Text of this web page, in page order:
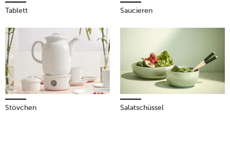
Tablett Saucieren
Stövchen Salatschüssel